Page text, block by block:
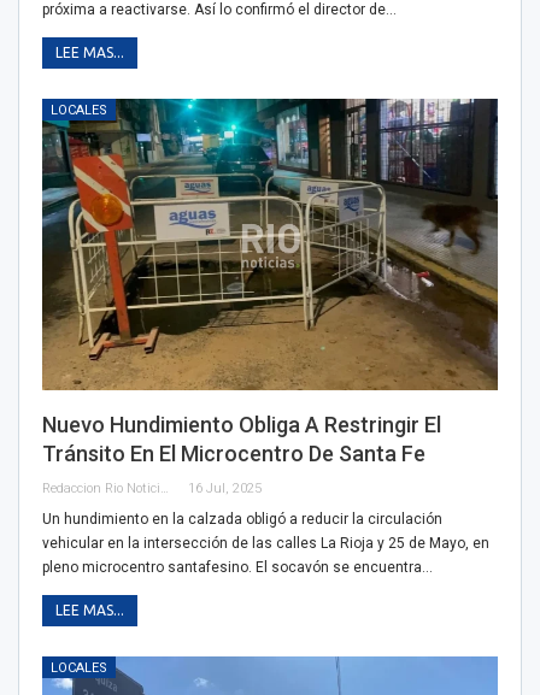
próxima a reactivarse. Así lo confirmó el director de…
LEE MAS...
LOCALES
Nuevo Hundimiento Obliga A Restringir El
Tránsito En El Microcentro De Santa Fe
Redaccion Rio Noticias 16 Jul, 2025
Un hundimiento en la calzada obligó a reducir la circulación
vehicular en la intersección de las calles La Rioja y 25 de Mayo, en
pleno microcentro santafesino. El socavón se encuentra…
LEE MAS...
LOCALES